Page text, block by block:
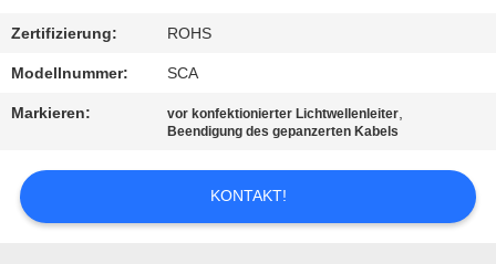
IN
VERBINDUNG
NACHRICHTEN
FORDERN
Zertifizierung: ROHS
Modellnummer: SCA
Markieren: vor konfektionierter Lichtwellenleiter,
Beendigung des gepanzerten Kabels
KONTAKT!